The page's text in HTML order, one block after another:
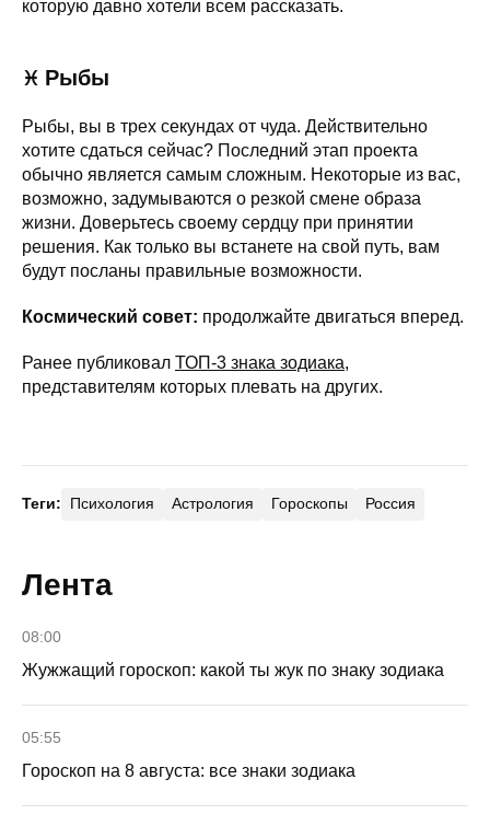
которую давно хотели всем рассказать.
♓ Рыбы
Рыбы, вы в трех секундах от чуда. Действительно
хотите сдаться сейчас? Последний этап проекта
обычно является самым сложным. Некоторые из вас,
возможно, задумываются о резкой смене образа
жизни. Доверьтесь своему сердцу при принятии
решения. Как только вы встанете на свой путь, вам
будут посланы правильные возможности.
Космический совет: продолжайте двигаться вперед.
Ранее публиковал ТОП-3 знака зодиака,
представителям которых плевать на других.
Теги: Психология Астрология Гороскопы Россия
Лента
08:00
Жужжащий гороскоп: какой ты жук по знаку зодиака
05:55
Гороскоп на 8 августа: все знаки зодиака